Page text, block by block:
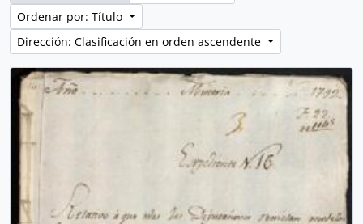
Ordenar por: Título
Dirección: Clasificación en orden ascendente